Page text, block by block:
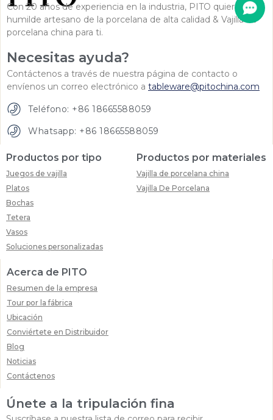
Con 20 años de experiencia en la industria, PITO quiere ser el
humilde artesano de la porcelana de alta calidad & Vajilla de
porcelana china para ti.
Necesitas ayuda?
Contáctenos a través de nuestra página de contacto o
envíenos un correo electrónico a tableware@pitochina.com
Teléfono: +86 18665588059
Whatsapp: +86 18665588059
Productos por tipo
Juegos de vajilla
Platos
Bochas
Tetera
Vasos
Soluciones personalizadas
Productos por materiales
Vajilla de porcelana china
Vajilla De Porcelana
Acerca de PITO
Resumen de la empresa
Tour por la fábrica
Ubicación
Conviértete en Distribuidor
Blog
Noticias
Contáctenos
Únete a la tripulación fina